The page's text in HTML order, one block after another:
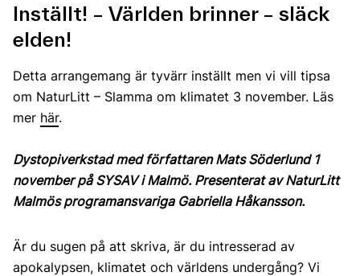
Inställt! – Världen brinner – släck
elden!
Detta arrangemang är tyvärr inställt men vi vill tipsa
om NaturLitt – Slamma om klimatet 3 november. Läs
mer här.
Dystopiverkstad med författaren Mats Söderlund 1
november på SYSAV i Malmö. Presenterat av NaturLitt
Malmös programansvariga Gabriella Håkansson.
Är du sugen på att skriva, är du intresserad av
apokalypsen, klimatet och världens undergång? Vi